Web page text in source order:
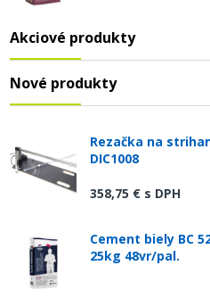
Akciové produkty
Nové produkty
Rezačka na
DIC1008
358,75 € s DPH
Cement biely BC
25kg 48vr/pal.